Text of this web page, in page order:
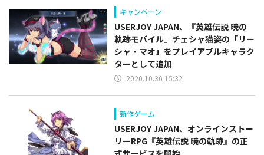
キャンペーン
USERJOY JAPAN、『英雄伝説 暁の
軌跡モバイル』チェシャ猫姿の「リー
シャ・マオ」をプレイアブルキャラク
ターとして追加
2020.10.30 15:32
新作ゲーム
USERJOY JAPAN、オンラインストー
リーRPG『英雄伝説 暁の軌跡』の正